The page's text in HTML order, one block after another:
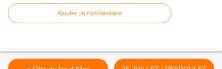
Ajouter un commentaire